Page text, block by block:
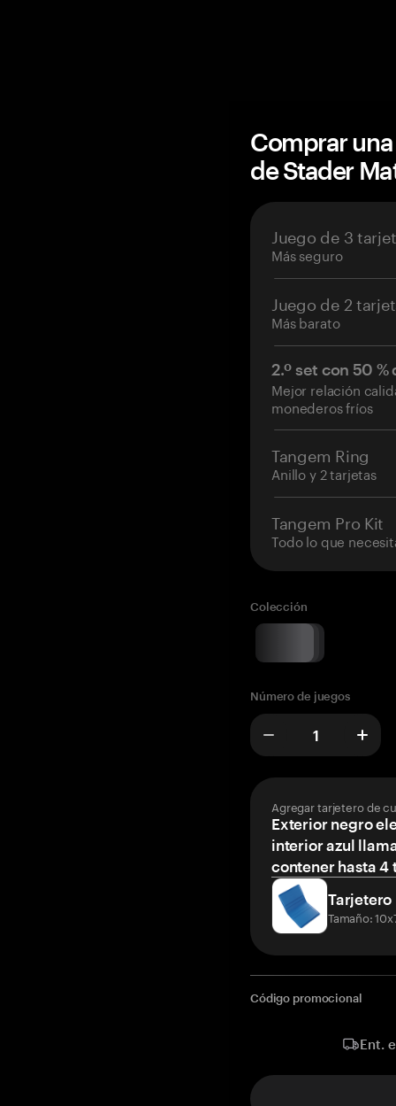
Comprar
de Stader
Juego de 3
Más seguro
Juego de 2
Más barato
2.º set con 50
Mejor relación
monederos fríos
Tangem Ring
Anillo y 2 tarjetas
Tangem Pro Kit
Todo lo que
Colección
Número de juegos
Agregar tarjetero de
Exterior negro
interior azul
contener hasta 4
Tarjetero
Tamaño:
Código promocional
Ent.